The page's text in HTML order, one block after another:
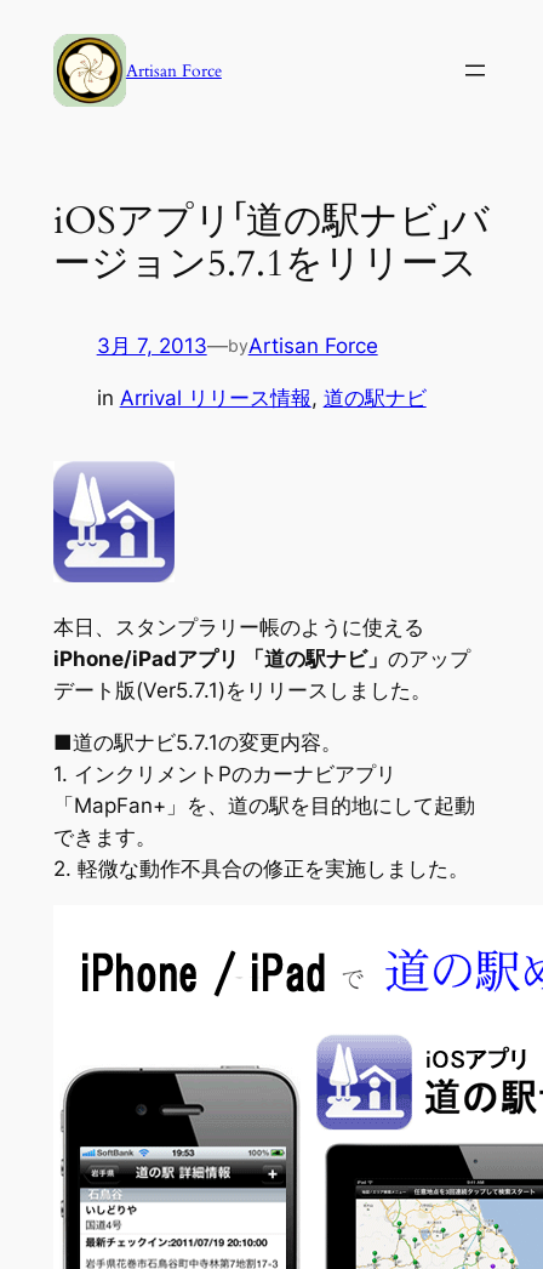
Artisan Force
iOSアプリ「道の駅ナビ」バ
ージョン5.7.1をリリース
3月 7, 2013—byArtisan Force
in Arrival リリース情報, 道の駅ナビ
本日、スタンプラリー帳のように使える
iPhone/iPadアプリ 「道の駅ナビ」 のアップ
デート版(Ver5.7.1)をリリースしました。
■道の駅ナビ5.7.1の変更内容。
1. インクリメントPのカーナビアプリ
「MapFan+」を、道の駅を目的地にして起動
できます。
2. 軽微な動作不具合の修正を実施しました。